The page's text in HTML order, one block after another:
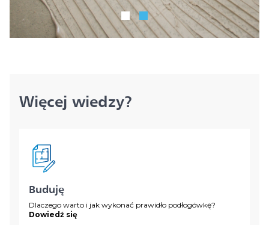
Więcej wiedzy?
Buduję
Dlaczego warto i jak wykonać prawidło podłogówkę?
Dowiedź się